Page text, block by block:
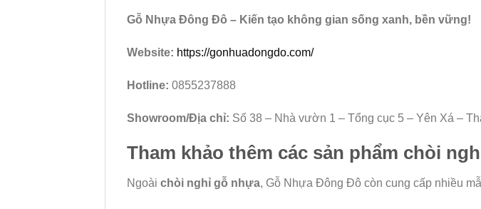
Gỗ Nhựa Đông Đô – Kiến tạo không gian sống xanh, bền vững!
Website: https://gonhuadongdo.com/
Hotline: 0855237888
Showroom/Địa chỉ: Số 38 – Nhà vườn 1 – Tổng cục 5 – Yên Xá –
Tham khảo thêm các sản phẩm chòi
Ngoài chòi nghỉ gỗ nhựa, Gỗ Nhựa Đông Đô còn cung cấp nhiều